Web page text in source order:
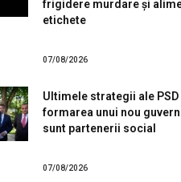
frigidere murdare și
etichete
07/08/2026
Ultimele strategii ale PSD
formarea unui nou
sunt partenerii social
07/08/2026